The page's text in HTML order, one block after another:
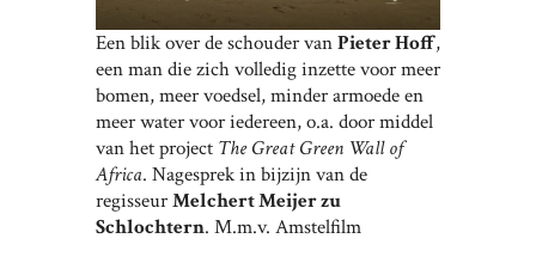
Een blik over de schouder vanPieter Hoff,
een man die zich volledig inzette voor meer
bomen, meer voedsel, minder armoede en
meer water voor iedereen, o.a. door middel
van het project The Great Green Wall of
Africa. Nagesprek in bijzijn van de
regisseurMelchert Meijer zu
Schlochtern. M.m.v. Amstelfilm